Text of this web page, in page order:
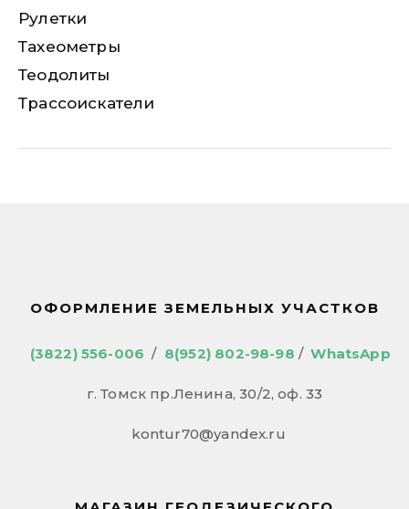
Рулетки
Тахеометры
Теодолиты
Трассоискатели
ОФОРМЛЕНИЕ ЗЕМЕЛЬНЫХ УЧАСТКОВ
(3822) 556-006 / 8(952) 802-98-98 /WhatsApp
г. Томск пр.Ленина, 30/2, оф. 33
kontur70@yandex.ru